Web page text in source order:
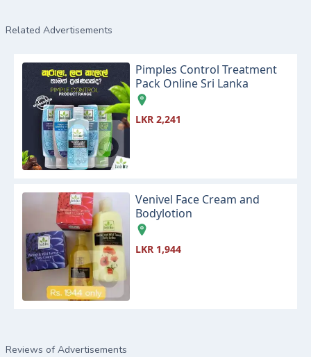
Related Advertisements
Pimples Control Treatment
Pack Online Sri Lanka
LKR 2,241
Venivel Face Cream and
Bodylotion
LKR 1,944
Reviews of Advertisements